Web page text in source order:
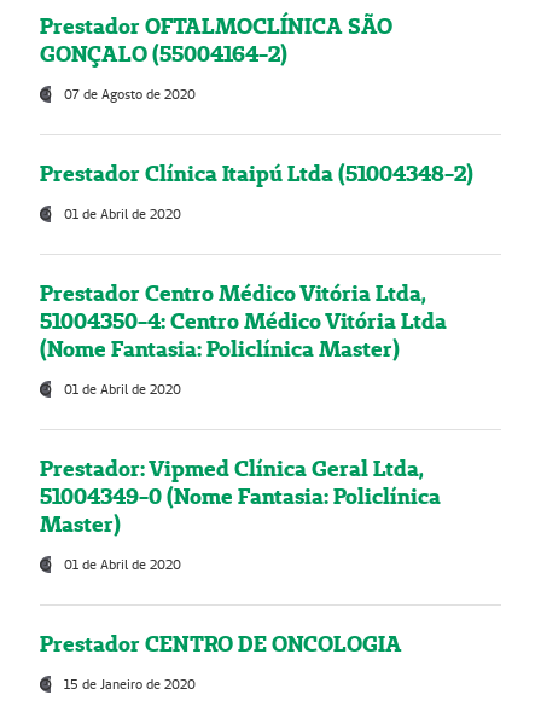
Prestador OFTALMOCLÍNICA SÃO
GONÇALO (55004164-2)
07 de Agosto de 2020
Prestador Clínica Itaipú Ltda (51004348-2)
01 de Abril de 2020
Prestador Centro Médico Vitória Ltda,
51004350-4: Centro Médico Vitória Ltda
(Nome Fantasia: Policlínica Master)
01 de Abril de 2020
Prestador: Vipmed Clínica Geral Ltda,
51004349-0 (Nome Fantasia: Policlínica
Master)
01 de Abril de 2020
Prestador CENTRO DE ONCOLOGIA
15 de Janeiro de 2020